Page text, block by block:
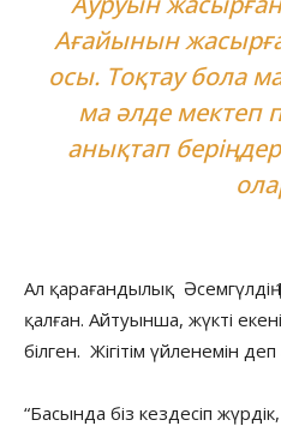
Ағайынын
осы. Тоқтау бола
ма әлде мектеп
анықтап
Ал қарағандылық
қалған. Айтуынша, жүкті
білген. Жігітім үйленемін
“Басында біз кездесіп